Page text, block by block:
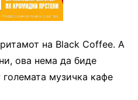
на Black Coffee. А
ова нема да биде
музичка кафе